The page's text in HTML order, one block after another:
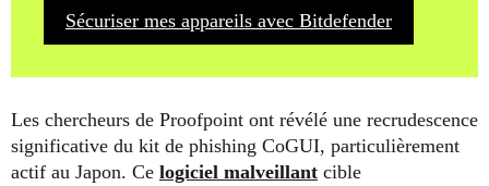
Sécuriser mes appareils avec Bitdefender
Les chercheurs de Proofpoint ont révélé une recrudescence
significative du kit de phishing CoGUI, particulièrement
actif au Japon. Ce logiciel malveillant cible